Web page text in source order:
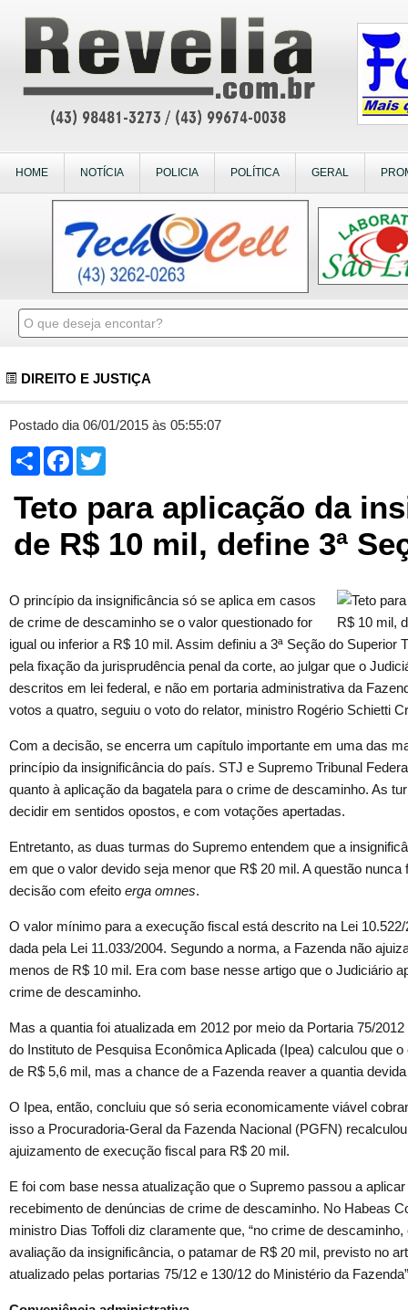
HOME NOTÍCIA POLICIA POLÍTICA GERAL
DIREITO E JUSTIÇA
Postado dia 06/01/2015 às 05:55:07
Compartilhar
Facebook
Teto para aplicação da
de R$ 10 mil, define 3ª
O princípio da insignificância só se aplica em casos
de crime de descaminho se o valor questionado for
igual ou inferior a R$ 10 mil. Assim definiu a 3ª Seção do Superior
pela fixação da jurisprudência penal da corte, ao julgar que o
descritos em lei federal, e não em portaria administrativa da
votos a quatro, seguiu o voto do relator, ministro Rogério Schietti
Com a decisão, se encerra um capítulo importante em uma das
princípio da insignificância do país. STJ e Supremo Tribunal
quanto à aplicação da bagatela para o crime de descaminho. As
decidir em sentidos opostos, e com votações apertadas.
Entretanto, as duas turmas do Supremo entendem que a
em que o valor devido seja menor que R$ 20 mil. A questão nunca
decisão com efeito erga omnes.
O valor mínimo para a execução fiscal está descrito na Lei
dada pela Lei 11.033/2004. Segundo a norma, a Fazenda não
menos de R$ 10 mil. Era com base nesse artigo que o Judiciário
crime de descaminho.
Mas a quantia foi atualizada em 2012 por meio da Portaria 75/
do Instituto de Pesquisa Econômica Aplicada (Ipea) calculou que
de R$ 5,6 mil, mas a chance de a Fazenda reaver a quantia
O Ipea, então, concluiu que só seria economicamente viável
isso a Procuradoria-Geral da Fazenda Nacional (PGFN)
ajuizamento de execução fiscal para R$ 20 mil.
E foi com base nessa atualização que o Supremo passou a
recebimento de denúncias de crime de descaminho. No Habeas
ministro Dias Toffoli diz claramente que, “no crime de
avaliação da insignificância, o patamar de R$ 20 mil, previsto no
atualizado pelas portarias 75/12 e 130/12 do Ministério da